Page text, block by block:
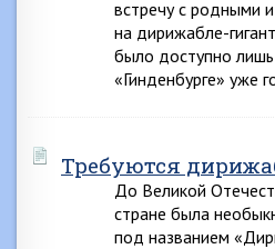
встречу с родными
на дирижабле-
было доступно
«Гинденбурге» уже
Требуются
До Великой
стране была
под названием